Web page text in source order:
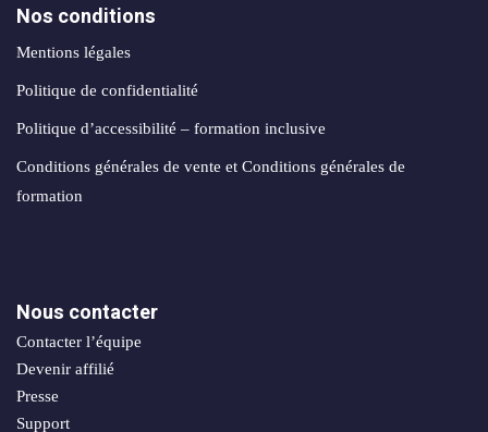
Nos conditions
Mentions légales
Politique de confidentialité
Politique d’accessibilité – formation inclusive
Conditions générales de vente et Conditions générales de
formation
Nous contacter
Contacter l’équipe
Devenir affilié
Presse
Support